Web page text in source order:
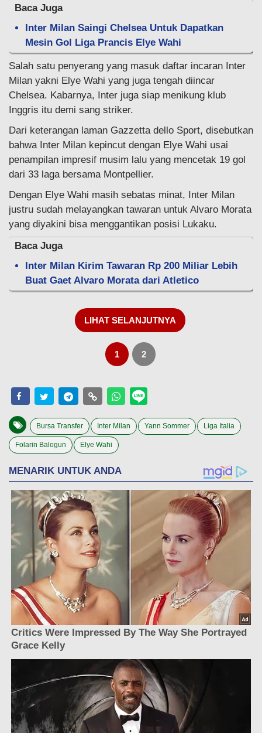
Baca Juga
Inter Milan Saingi Chelsea Untuk Dapatkan
Mesin Gol Liga Prancis Elye Wahi
Salah satu penyerang yang masuk daftar incaran Inter
Milan yakni Elye Wahi yang juga tengah diincar
Chelsea. Kabarnya, Inter juga siap menikung klub
Inggris itu demi sang striker.
Dari keterangan laman Gazzetta dello Sport, disebutkan
bahwa Inter Milan kepincut dengan Elye Wahi usai
penampilan impresif musim lalu yang mencetak 19 gol
dari 33 laga bersama Montpellier.
Dengan Elye Wahi masih sebatas minat, Inter Milan
justru sudah melayangkan tawaran untuk Alvaro Morata
yang diyakini bisa menggantikan posisi Lukaku.
Baca Juga
Inter Milan Kirim Tawaran Rp 200 Miliar Lebih
Buat Gaet Alvaro Morata dari Atletico
LIHAT SELANJUTNYA
1 2
Bursa Transfer Inter Milan Yann Sommer Liga Italia
Folarin Balogun Elye Wahi